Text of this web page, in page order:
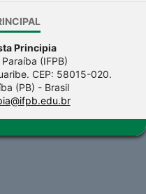
Principia
(IFPB)
CEP: 58015-020.
(PB) - Brasil